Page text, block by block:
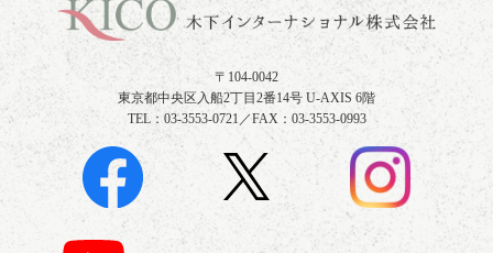
〒104-0042
東京都中央区入船2丁目2番14号 U-AXIS 6階
TEL：03-3553-0721／FAX：03-3553-0993